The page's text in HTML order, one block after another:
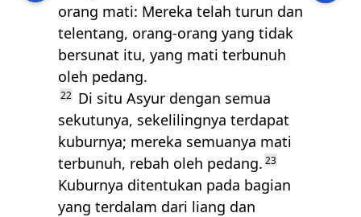
orang mati: Mereka telah turun dan
telentang, orang-orang yang tidak
bersunat itu, yang mati terbunuh
oleh pedang.
22
Di situ Asyur dengan semua
sekutunya, sekelilingnya terdapat
kuburnya; mereka semuanya mati
terbunuh, rebah oleh pedang. 23
Kuburnya ditentukan pada bagian
yang terdalam dari liang dan